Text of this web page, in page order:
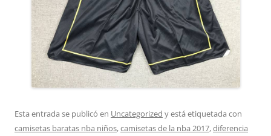
Esta entrada se publicó en Uncategorized y está etiquetada con
camisetas baratas nba niños,camisetas de la nba 2017,diferencia